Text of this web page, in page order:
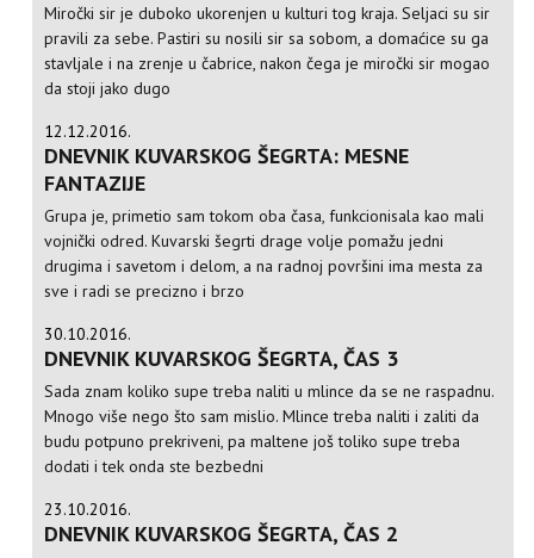
Miročki sir je duboko ukorenjen u kulturi tog kraja. Seljaci su sir
pravili za sebe. Pastiri su nosili sir sa sobom, a domaćice su ga
stavljale i na zrenje u čabrice, nakon čega je miročki sir mogao
da stoji jako dugo
12.12.2016.
DNEVNIK KUVARSKOG ŠEGRTA: MESNE
FANTAZIJE
Grupa je, primetio sam tokom oba časa, funkcionisala kao mali
vojnički odred. Kuvarski šegrti drage volje pomažu jedni
drugima i savetom i delom, a na radnoj površini ima mesta za
sve i radi se precizno i brzo
30.10.2016.
DNEVNIK KUVARSKOG ŠEGRTA, ČAS 3
Sada znam koliko supe treba naliti u mlince da se ne raspadnu.
Mnogo više nego što sam mislio. Mlince treba naliti i zaliti da
budu potpuno prekriveni, pa maltene još toliko supe treba
dodati i tek onda ste bezbedni
23.10.2016.
DNEVNIK KUVARSKOG ŠEGRTA, ČAS 2